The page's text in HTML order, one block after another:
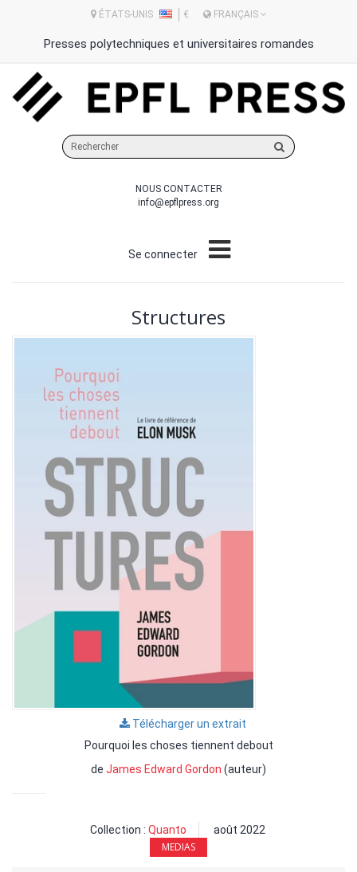
ÉTATS-UNIS € FRANÇAIS
Presses polytechniques et universitaires romandes
sur
site
NOUS CONTACTER
info@epflpress.org
Se connecter
Structures
Télécharger un extrait
Pourquoi les choses tiennent debout
de James Edward Gordon (auteur)
Collection : Quanto août 2022
MEDIAS